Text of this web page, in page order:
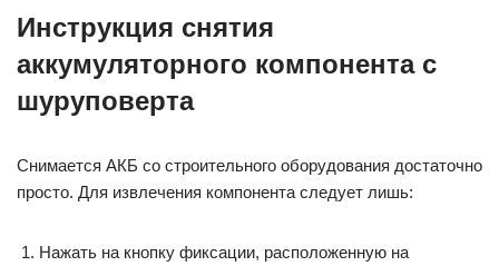
Инструкция снятия
аккумуляторного компонента с
шуруповерта
Снимается АКБ со строительного оборудования достаточно
просто. Для извлечения компонента следует лишь:
Нажать на кнопку фиксации, расположенную на